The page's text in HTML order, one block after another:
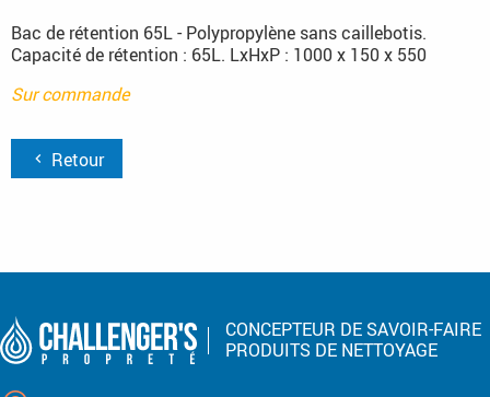
Bac de rétention 65L - Polypropylène sans caillebotis.
Capacité de rétention : 65L. LxHxP : 1000 x 150 x 550
Sur commande
Retour
CONCEPTEUR DE SAVOIR-FAIRE
PRODUITS DE NETTOYAGE